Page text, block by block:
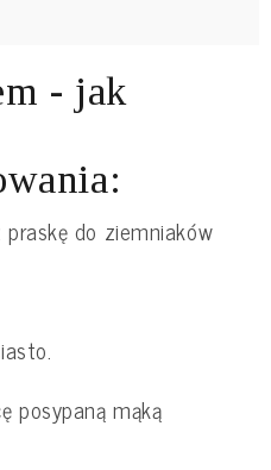
- jak
do ziemniaków
posypaną mąką